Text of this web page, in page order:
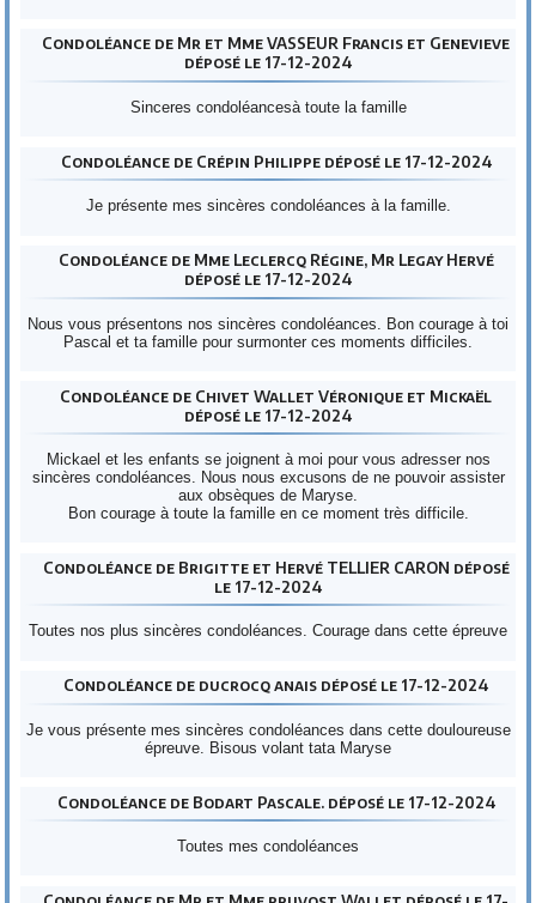
Condoléance de Mr et Mme VASSEUR Francis et Genevieve
déposé le 17-12-2024
Sinceres condoléancesà toute la famille
Condoléance de Crépin Philippe déposé le 17-12-2024
Je présente mes sincères condoléances à la famille.
Condoléance de Mme Leclercq Régine, Mr Legay Hervé
déposé le 17-12-2024
Nous vous présentons nos sincères condoléances. Bon courage à toi
Pascal et ta famille pour surmonter ces moments difficiles.
Condoléance de Chivet Wallet Véronique et Mickaël
déposé le 17-12-2024
Mickael et les enfants se joignent à moi pour vous adresser nos
sincères condoléances. Nous nous excusons de ne pouvoir assister
aux obsèques de Maryse.
Bon courage à toute la famille en ce moment très difficile.
Condoléance de Brigitte et Hervé TELLIER CARON déposé
le 17-12-2024
Toutes nos plus sincères condoléances. Courage dans cette épreuve
Condoléance de ducrocq anais déposé le 17-12-2024
Je vous présente mes sincères condoléances dans cette douloureuse
épreuve. Bisous volant tata Maryse
Condoléance de Bodart Pascale. déposé le 17-12-2024
Toutes mes condoléances